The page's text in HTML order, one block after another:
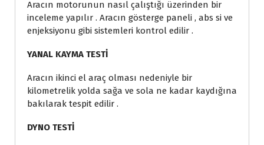
Aracın motorunun nasıl çalıştığı üzerinden bir
inceleme yapılır . Aracın gösterge paneli , abs si ve
enjeksiyonu gibi sistemleri kontrol edilir .
YANAL KAYMA TESTİ
Aracın ikinci el araç olması nedeniyle bir
kilometrelik yolda sağa ve sola ne kadar kaydığına
bakılarak tespit edilir .
DYNO TESTİ